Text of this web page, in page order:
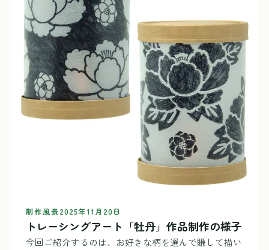
制作風景2025年11月20日
トレーシングアート「牡丹」作品制作の様子
今回ご紹介するのは、お好きな柄を選んで賺して描い